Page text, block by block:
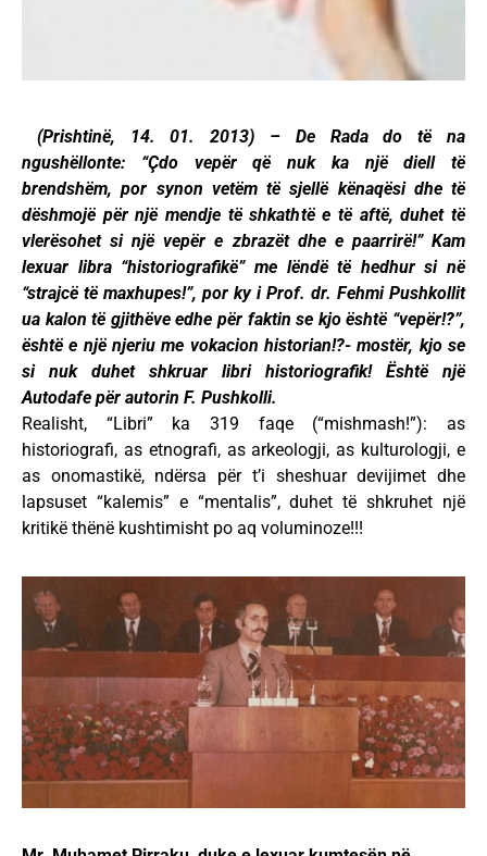
(Prishtinë, 14. 01. 2013) – De Rada do të na
ngushëllonte: “Çdo vepër që nuk ka një diell të
brendshëm, por synon vetëm të sjellë kënaqësi dhe të
dëshmojë për një mendje të shkathtë e të aftë, duhet të
vlerësohet si një vepër e zbrazët dhe e paarrirë!” Kam
lexuar libra “historiografikë” me lëndë të hedhur si në
“strajcë të maxhupes!”, por ky i Prof. dr. Fehmi Pushkollit
ua kalon të gjithëve edhe për faktin se kjo është “vepër!?”,
është e një njeriu me vokacion historian!?- mostër, kjo se
si nuk duhet shkruar libri historiografik! Është një
Autodafe për autorin F. Pushkolli.
Realisht, “Libri” ka 319 faqe (“mishmash!”): as
historiografi, as etnografi, as arkeologji, as kulturologji, e
as onomastikë, ndërsa për t’i sheshuar devijimet dhe
lapsuset “kalemis” e “mentalis”, duhet të shkruhet një
kritikë thënë kushtimisht po aq voluminoze!!!